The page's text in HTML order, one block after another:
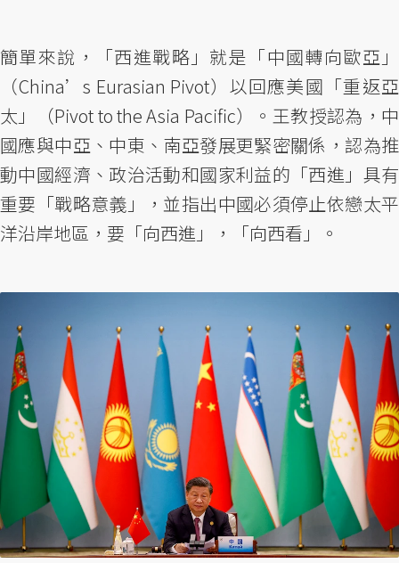
簡單來說，「西進戰略」就是「中國轉向歐亞」
（China’s Eurasian Pivot）以回應美國「重返亞
太」（Pivot to the Asia Pacific）。王教授認為，中
國應與中亞、中東、南亞發展更緊密關係，認為推
動中國經濟、政治活動和國家利益的「西進」具有
重要「戰略意義」，並指出中國必須停止依戀太平
洋沿岸地區，要「向西進」，「向西看」。